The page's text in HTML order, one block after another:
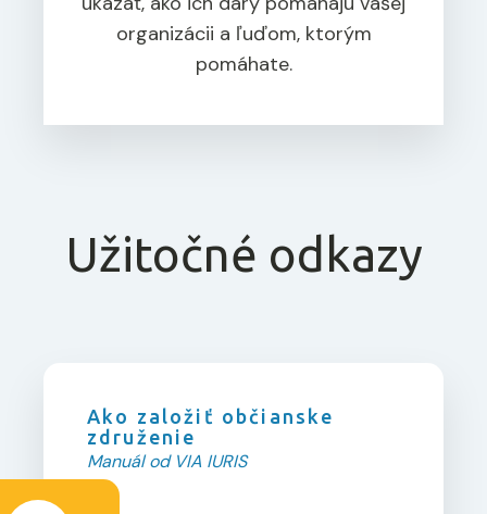
organizácii a ľuďom, ktorým
pomáhate.
Užitočné odkazy
Ako založiť občianske
združenie
Manuál od VIA IURIS